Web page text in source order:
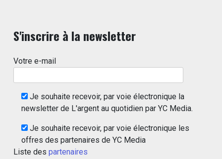
S'inscrire à la newsletter
Votre e-mail
Je souhaite recevoir, par voie électronique la
newsletter de L'argent au quotidien par YC Media.
Je souhaite recevoir, par voie électronique les
offres des partenaires de YC Media
Liste des partenaires